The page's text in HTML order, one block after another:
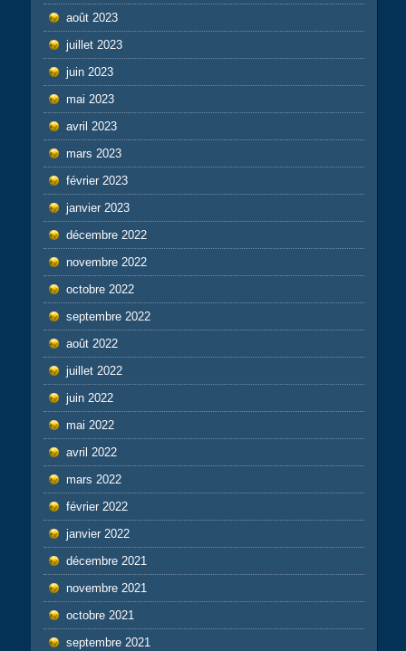
août 2023
juillet 2023
juin 2023
mai 2023
avril 2023
mars 2023
février 2023
janvier 2023
décembre 2022
novembre 2022
octobre 2022
septembre 2022
août 2022
juillet 2022
juin 2022
mai 2022
avril 2022
mars 2022
février 2022
janvier 2022
décembre 2021
novembre 2021
octobre 2021
septembre 2021